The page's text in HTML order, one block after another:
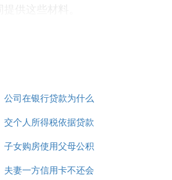
供这些材料。
手续，并缴纳相应
惠利率，又能满足
公司在银行贷款为什么
要夫妻双方签字
交个人所得税依据贷款
子女购房使用父母公积
金贷款
夫妻一方信用卡不还会